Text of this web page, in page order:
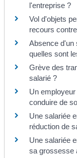
l'entreprise ?
Vol d'objets
recours
Absence d'un
quelles sont
Grève des
salarié ?
Un
conduire de
Une salariée
réduction de
Une salariée
sa grossesse